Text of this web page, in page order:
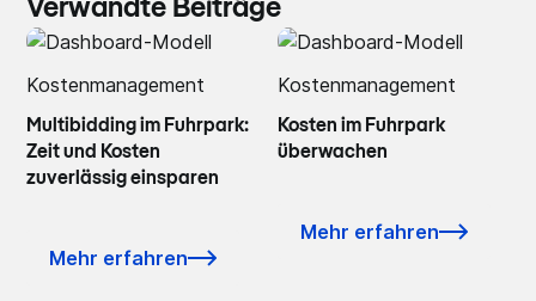
Verwandte Beiträge
Kostenmanagement
Multibidding im Fuhrpark:
Zeit und Kosten
zuverlässig einsparen
Mehr erfahren
Kostenmanagement
Kosten im Fuhrpark
überwachen
Mehr erfahren